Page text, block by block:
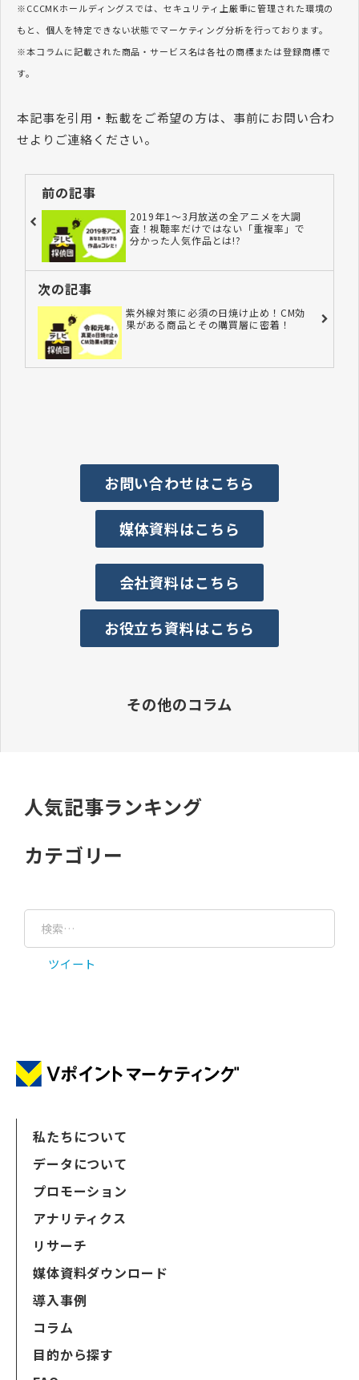
※CCCMKホールディングスでは、セキュリティ上厳重に管理された環境の
もと、個人を特定できない状態でマーケティング分析を行っております。
※本コラムに記載された商品・サービス名は各社の商標または登録商標で
す。
本記事を引用・転載をご希望の方は、事前にお問い合わ
せよりご連絡ください。
前の記事
2019年1～3月放送の全アニメを大調
査！視聴率だけではない「重複率」で
分かった人気作品とは!?
次の記事
紫外線対策に必須の日焼け止め！CM効
果がある商品とその購買層に密着！
お問い合わせはこちら
媒体資料はこちら
会社資料はこちら
お役立ち資料はこちら
その他のコラム
人気記事ランキング
カテゴリー
ツイート
私たちについて
データについて
プロモーション
アナリティクス
リサーチ
媒体資料ダウンロード
導入事例
コラム
目的から探す